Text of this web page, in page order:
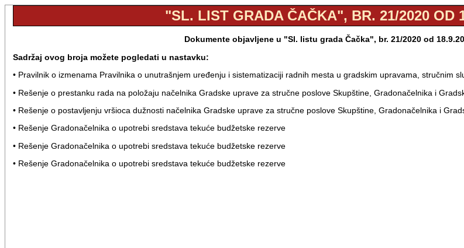
"SL. LIST GRADA ČAČKA", BR. 21/2020 OD
Dokumente objavljene u "Sl. listu grada Čačka", br. 21/2020 od
Sadržaj ovog broja možete pogledati u nastavku:
• Pravilnik o izmenama Pravilnika o unutrašnjem uređenju i sistematizaciji radnih mesta u gradskim upravama, stručnim
• Rešenje o prestanku rada na položaju načelnika Gradske uprave za stručne poslove Skupštine, Gradonačelnika i
• Rešenje o postavljenju vršioca dužnosti načelnika Gradske uprave za stručne poslove Skupštine, Gradonačelnika i
• Rešenje Gradonačelnika o upotrebi sredstava tekuće budžetske rezerve
• Rešenje Gradonačelnika o upotrebi sredstava tekuće budžetske rezerve
• Rešenje Gradonačelnika o upotrebi sredstava tekuće budžetske rezerve